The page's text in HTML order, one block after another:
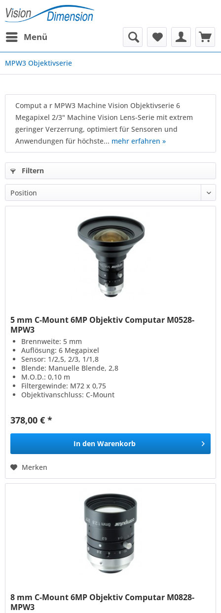
Menü
MPW3 Objektivserie
Comput a r MPW3 Machine Vision Objektivserie 6
Megapixel 2/3" Machine Vision Lens-Serie mit extrem
geringer Verzerrung, optimiert für Sensoren und
Anwendungen für höchste... mehr erfahren »
Filtern
5 mm C-Mount 6MP Objektiv Computar M0528-
MPW3
Brennweite: 5 mm
Auflösung: 6 Megapixel
Sensor: 1/2,5, 2/3, 1/1,8
Blende: Manuelle Blende, 2,8
M.O.D.: 0,10 m
Filtergewinde: M72 x 0,75
Objektivanschluss: C-Mount
378,00 € *
In den Warenkorb
Merken
8 mm C-Mount 6MP Objektiv Computar M0828-
MPW3